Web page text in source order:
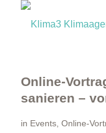
Online-
sanieren –
in Events, Online-